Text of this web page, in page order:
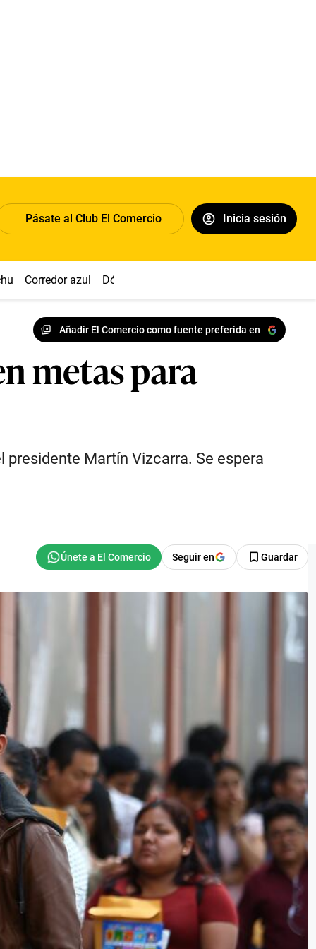
Pásate al Club El Comercio Inicia sesión
Corredor azul Dólar
Añadir El Comercio como fuente preferida en
metas para
Martín Vizcarra. Se espera
Seguir en Guardar